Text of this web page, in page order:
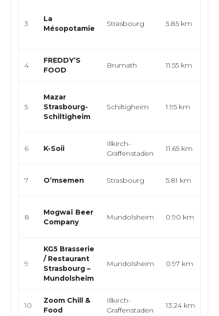
3
La
Mésopotamie
Strasbourg 5.85 km
4
FREDDY’S
FOOD
Brumath 11.55 km
5
Mazar
Strasbourg-
Schiltigheim
Schiltigheim 1.95 km
6 K-Soii
Illkirch-
Graffenstaden
11.65 km
7 O’msemen Strasbourg 5.81 km
8
Mogwaï Beer
Company
Mundolsheim 0.90 km
9
KG5 Brasserie
/ Restaurant
Strasbourg –
Mundolsheim
Mundolsheim 0.97 km
10
Zoom Chill &
Food
Illkirch-
Graffenstaden
13.24 km